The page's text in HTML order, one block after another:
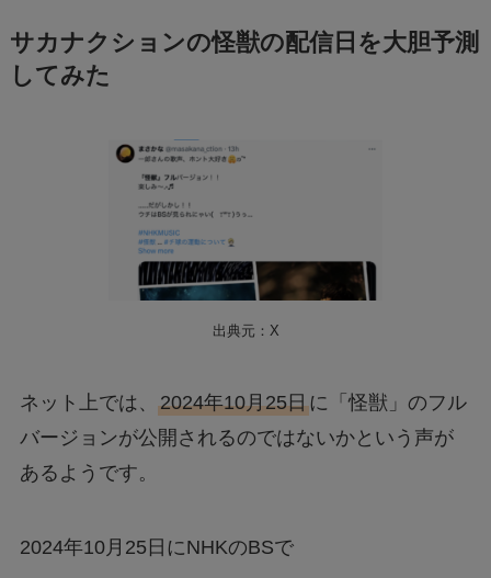
サカナクションの怪獣の配信日を大胆予測
してみた
出典元：X
ネット上では、 2024年10月25日に「怪獣」のフル
バージョンが公開されるのではないかという声が
あるようです。
2024年10月25日にNHKのBSで